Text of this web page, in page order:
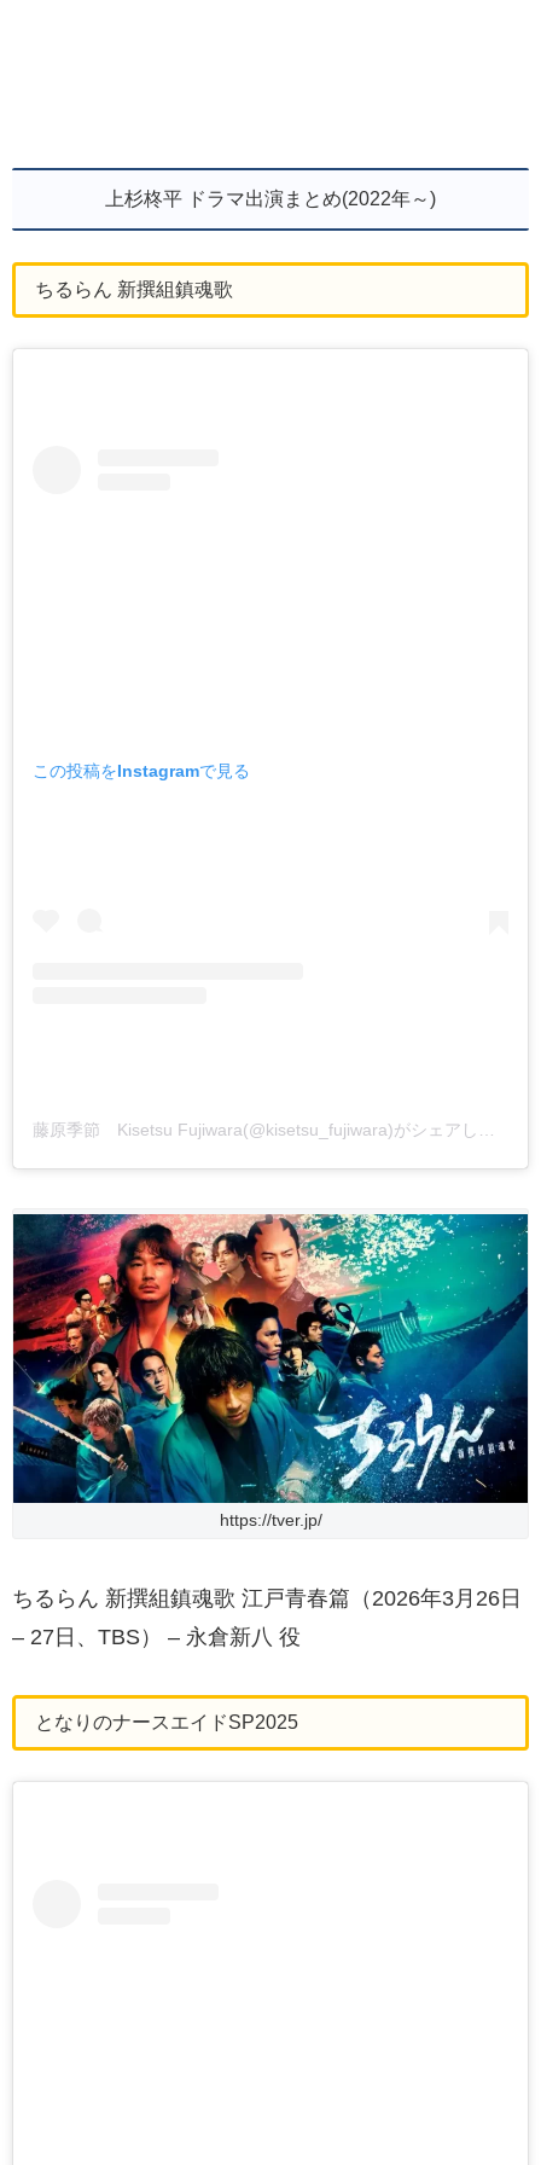
上杉柊平 ドラマ出演まとめ(2022年～)
ちるらん 新撰組鎮魂歌
この投稿をInstagramで見る
藤原季節 Kisetsu Fujiwara(@kisetsu_fujiwara)がシェアした投稿
https://tver.jp/
ちるらん 新撰組鎮魂歌 江戸青春篇（2026年3月26日
– 27日、TBS） – 永倉新八 役
となりのナースエイドSP2025